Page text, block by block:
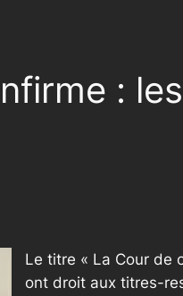
:
Le titre « La Cour de
ont droit aux titres-